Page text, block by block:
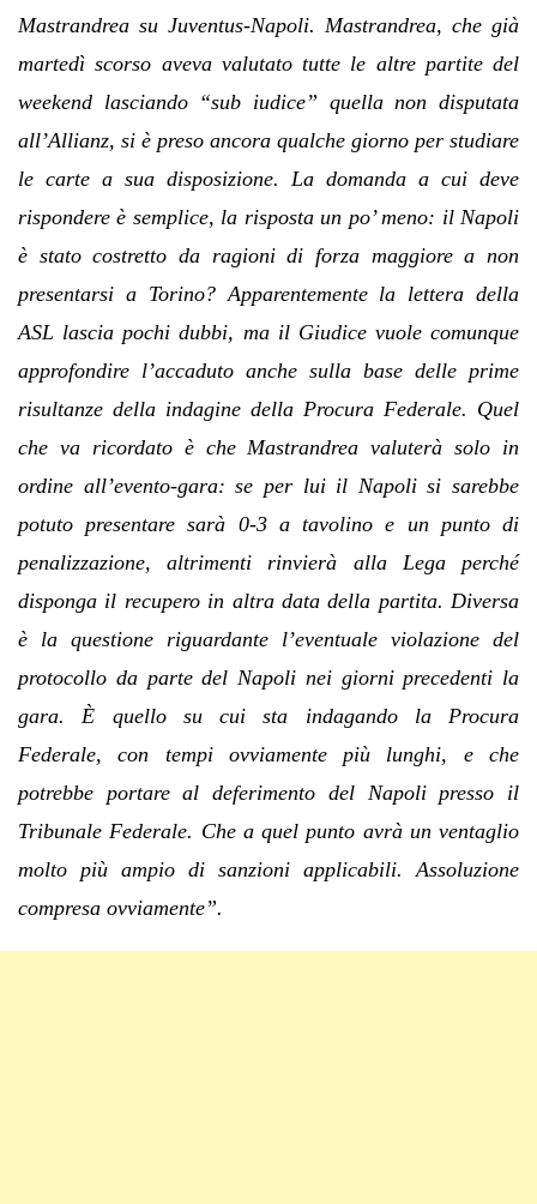
Mastrandrea su Juventus-Napoli. Mastrandrea, che già
martedì scorso aveva valutato tutte le altre partite del
weekend lasciando “sub iudice” quella non disputata
all’Allianz, si è preso ancora qualche giorno per studiare
le carte a sua disposizione. La domanda a cui deve
rispondere è semplice, la risposta un po’ meno: il Napoli
è stato costretto da ragioni di forza maggiore a non
presentarsi a Torino? Apparentemente la lettera della
ASL lascia pochi dubbi, ma il Giudice vuole comunque
approfondire l’accaduto anche sulla base delle prime
risultanze della indagine della Procura Federale. Quel
che va ricordato è che Mastrandrea valuterà solo in
ordine all’evento-gara: se per lui il Napoli si sarebbe
potuto presentare sarà 0-3 a tavolino e un punto di
penalizzazione, altrimenti rinvierà alla Lega perché
disponga il recupero in altra data della partita. Diversa
è la questione riguardante l’eventuale violazione del
protocollo da parte del Napoli nei giorni precedenti la
gara. È quello su cui sta indagando la Procura
Federale, con tempi ovviamente più lunghi, e che
potrebbe portare al deferimento del Napoli presso il
Tribunale Federale. Che a quel punto avrà un ventaglio
molto più ampio di sanzioni applicabili. Assoluzione
compresa ovviamente”.